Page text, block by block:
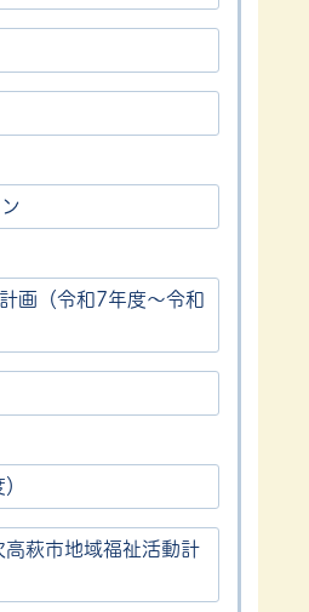
画（令和7年度～令和
萩市地域福祉活動計